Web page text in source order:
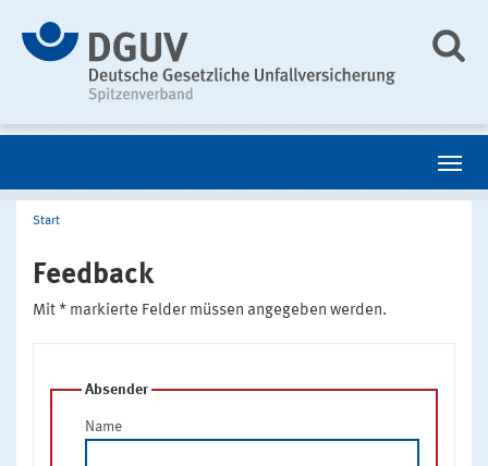
Start
Feedback
Mit * markierte Felder müssen angegeben werden.
Absender
Name